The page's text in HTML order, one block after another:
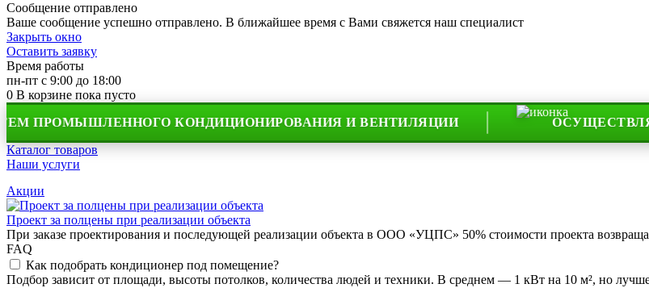
Сообщение отправлено
Ваше сообщение успешно отправлено. В ближайшее время с Вами свяжется наш специалист
Закрыть окно
Оставить заявку
Время работы
пн-пт с 9:00 до 18:00
0 В корзине пока пусто
КОНДИЦИОНИРОВАНИЯ И ВЕНТИЛЯЦИИ
ОСУЩЕСТВЛЯЕМ
Каталог товаров
Наши услуги
Акции
Проект за полцены при реализации объекта
При заказе проектирования и последующей реализации объекта в ООО «УЦПС» 50% стоимости проекта
FAQ
Как подобрать кондиционер под помещение?
Подбор зависит от площади, высоты потолков, количества людей и техники. В среднем — 1 кВт на 10 м², но лучше